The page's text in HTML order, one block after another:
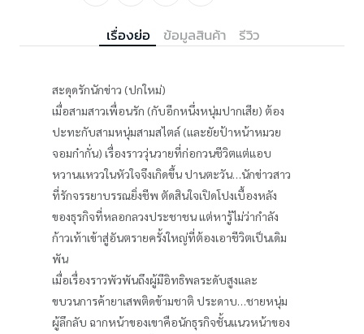
เรื่องย่อ ข้อมูลสินค้า รีวิว
สะดุดรักนักข่าว (ปกใหม่)
เมื่อสามสาวเพื่อนรัก (กับอีกหนึ่งหนุ่มปากเสีย) ต้อง
ปะทะกับสามหนุ่มสามสไตล์ (และยัยป้าหน้าหมวย
จอมก๋ากั่น) เรื่องราววุ่นวายที่ก่อกวนชีวิตแต่แอบ
หวานแหววในหัวใจจึงเกิดขึ้น ปานตะวัน…นักข่าวสาว
ที่รักจรรยาบรรณยิ่งชีพ ตัดสินใจเปิดโปงเบื้องหลัง
ของธุรกิจที่หลอกลวงประชาชน แต่หารู้ไม่ว่ากำลัง
ก้าวเท้าเข้าสู่อันตรายครั้งใหญ่ที่ต้องเอาชีวิตเป็นเดิม
พัน
เมื่อเรื่องราวพัวพันถึงผู้มีอิทธิพลระดับสูงและ
ขบวนการค้ายาเสพติดข้ามชาติ ประดาบ…ชายหนุ่ม
ผู้ลึกลับ ฉากหน้าของเขาคือนักธุรกิจชั้นแนวหน้าของ